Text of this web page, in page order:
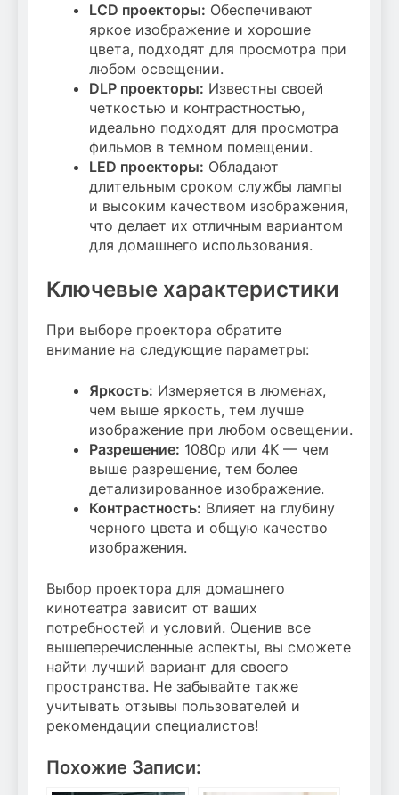
LCD проекторы: Обеспечивают
яркое изображение и хорошие
цвета, подходят для просмотра при
любом освещении.
DLP проекторы: Известны своей
четкостью и контрастностью,
идеально подходят для просмотра
фильмов в темном помещении.
LED проекторы: Обладают
длительным сроком службы лампы
и высоким качеством изображения,
что делает их отличным вариантом
для домашнего использования.
Ключевые характеристики
При выборе проектора обратите
внимание на следующие параметры:
Яркость: Измеряется в люменах,
чем выше яркость, тем лучше
изображение при любом освещении.
Разрешение: 1080p или 4K — чем
выше разрешение, тем более
детализированное изображение.
Контрастность: Влияет на глубину
черного цвета и общую качество
изображения.
Выбор проектора для домашнего
кинотеатра зависит от ваших
потребностей и условий. Оценив все
вышеперечисленные аспекты, вы сможете
найти лучший вариант для своего
пространства. Не забывайте также
учитывать отзывы пользователей и
рекомендации специалистов!
Похожие Записи: